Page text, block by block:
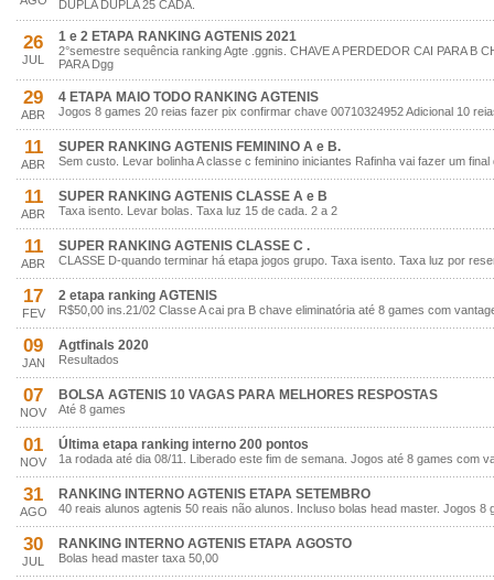
DUPLA DUPLA 25 CADA.
26
JUL
1 e 2 ETAPA RANKING AGTENIS 2021
2°semestre sequência ranking Agte .ggnis. CHAVE A PERDEDOR CAI PARA B
PARA Dgg
29
ABR
4 ETAPA MAIO TODO RANKING AGTENIS
Jogos 8 games 20 reias fazer pix confirmar chave 00710324952 Adicional 10
11
ABR
SUPER RANKING AGTENIS FEMININO A e B.
Sem custo. Levar bolinha A classe c feminino iniciantes Rafinha vai fazer um
11
ABR
SUPER RANKING AGTENIS CLASSE A e B
Taxa isento. Levar bolas. Taxa luz 15 de cada. 2 a 2
11
ABR
SUPER RANKING AGTENIS CLASSE C .
CLASSE D-quando terminar há etapa jogos grupo. Taxa isento. Taxa luz por
17
FEV
2 etapa ranking AGTENIS
R$50,00 ins.21/02 Classe A cai pra B chave eliminatória até 8 games com
09
JAN
Agtfinals 2020
Resultados
07
NOV
BOLSA AGTENIS 10 VAGAS PARA MELHORES RESPOSTAS
Até 8 games
01
NOV
Última etapa ranking interno 200 pontos
1a rodada até dia 08/11. Liberado este fim de semana. Jogos até 8 games com
31
AGO
RANKING INTERNO AGTENIS ETAPA SETEMBRO
40 reais alunos agtenis 50 reais não alunos. Incluso bolas head master. Jogos 8
30
JUL
RANKING INTERNO AGTENIS ETAPA AGOSTO
Bolas head master taxa 50,00